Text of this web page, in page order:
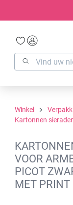
Winkel
Kartonnen
VOOR
PICOT
MET PRINT